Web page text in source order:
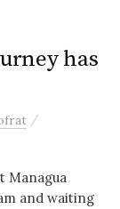
has
/
Managua
and waiting